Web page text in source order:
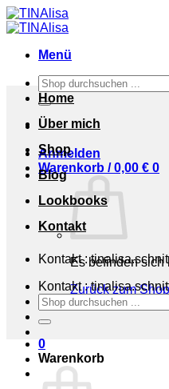
Zum
Inhalt
Menü
Suchen
nach:
Anmelden
Warenkorb /0,00 € 0
Es befinden sich
Zurück zum Shop
0
Warenkorb
Home
Über mich
Shop
Blog
Lookbooks
Kontakt
Kontakt :
Kontakt :
Suchen
nach: